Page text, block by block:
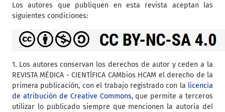
Los autores que publiquen en esta revista aceptan las
siguientes condiciones:
1. Los autores conservan los derechos de autor y ceden a la
REVISTA MÉDICA - CIENTÍFICA CAMbios HCAM el derecho de la
primera publicación, con el trabajo registrado con la licencia
de atribución de Creative Commons, que permite a terceros
utilizar lo publicado siempre que mencionen la autoría del